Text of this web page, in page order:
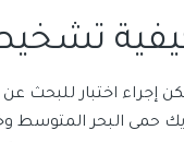
إجراء اختبار للبحث